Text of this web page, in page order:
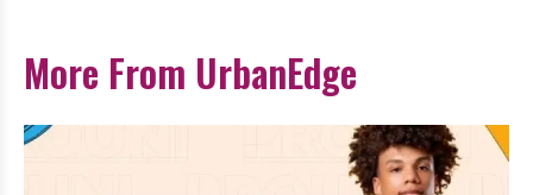
More From UrbanEdge